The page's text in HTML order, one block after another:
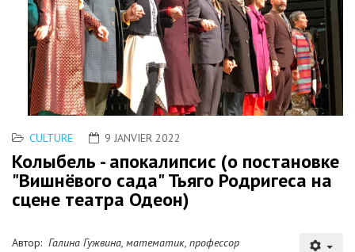
CULTURE 9 JANVIER 2022
Колыбель - апокалипсис (о постановке
"Вишнёвого сада" Тьяго Родригеса на
сцене театра Одеон)
Автор: Галина Гужвина, математик, профессор